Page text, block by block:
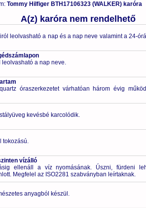
Tommy Hilfiger BTH17106323 (WALKER) karóra
A(z) karóra nem rendelhető
leolvasható a nap és a nap neve valamint a 24-
a nap neve.
óraszerkezetet várhatóan három évig
kevésbé karcolódik.
tokozású.
vízálló
ellenáll a víz nyomásának. Úszni, fürdeni
Megfelel az ISO2281 szabványban leírtaknak.
anyagból készül.